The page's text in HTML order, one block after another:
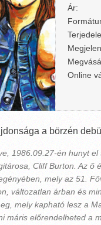
Ár:
Online
a börzén
1986.09.27-én hunyt
Cliff Burton. Az ő
mely az 51.
változatlan árban és
mely kapható lesz a
máris előrendelheted a